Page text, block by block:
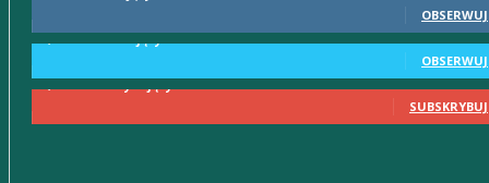
OBSERWUJ
2,580 Obserwujący
OBSERWUJ
2,230 Subskrybujący
SUBSKRYBUJ